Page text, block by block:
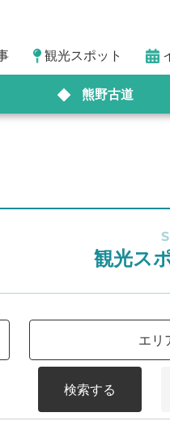
観光スポット
熊野古道
観光ス
エリ
検索する